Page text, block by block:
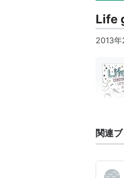
Life
2013
関連